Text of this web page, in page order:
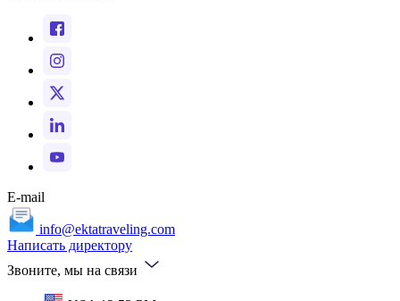
E-mail
info@ektatraveling.com
Написать директору
Звоните, мы на связи